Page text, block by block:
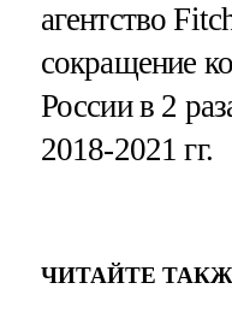
агентство
сокращение
России в 2
2018-2021 гг.
ЧИТАЙТЕ